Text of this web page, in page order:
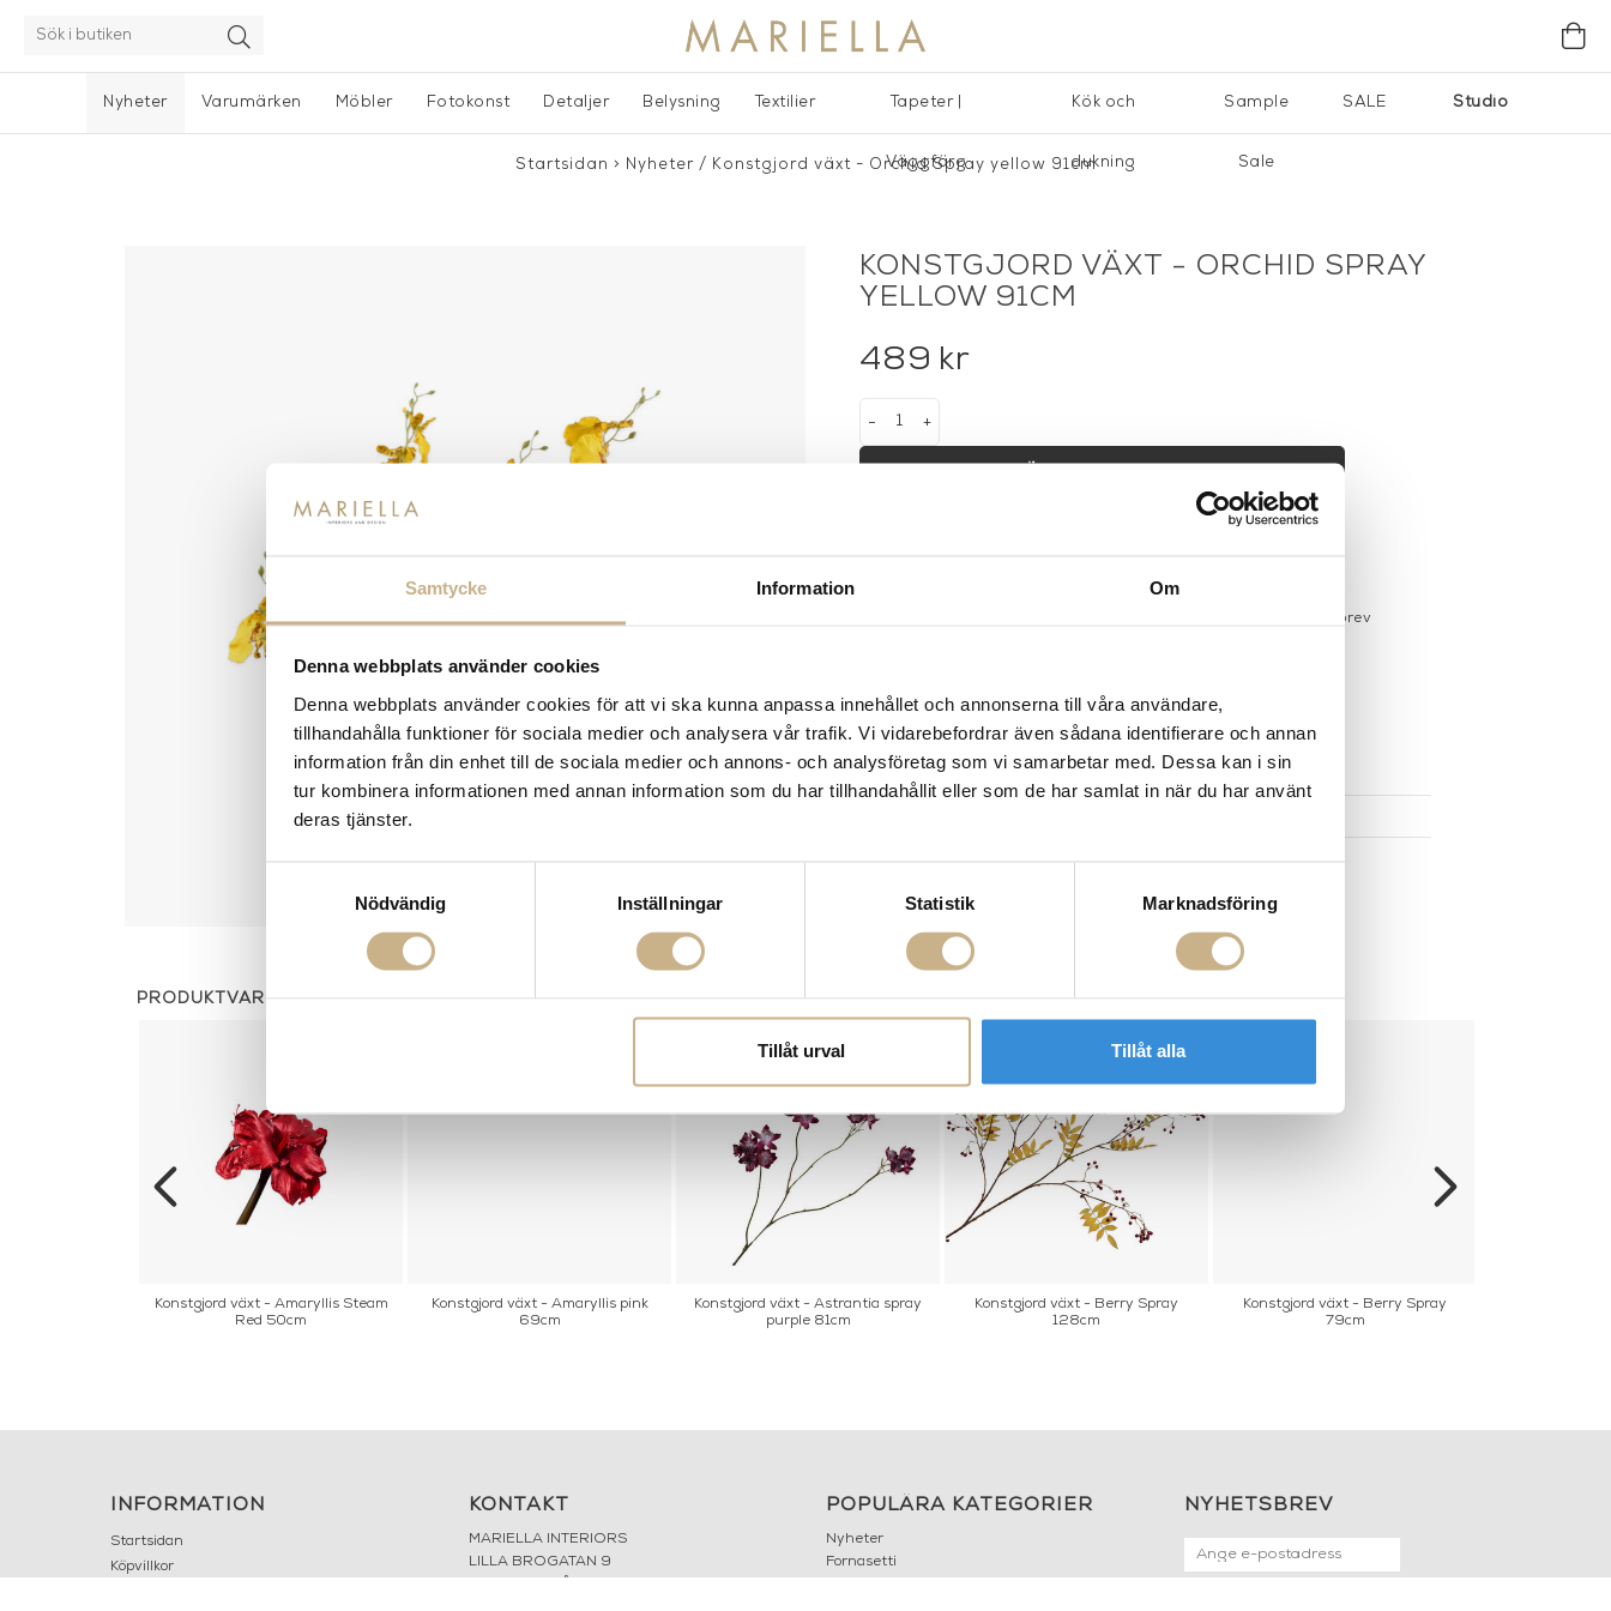
Samtycke Information Om
Denna webbplats använder cookies
Denna webbplats använder cookies för att vi ska kunna anpassa innehållet och annonserna till våra användare,
tillhandahålla funktioner för sociala medier och analysera vår trafik. Vi vidarebefordrar även sådana identifierare och annan
information från din enhet till de sociala medier och annons- och analysföretag som vi samarbetar med. Dessa kan i sin
tur kombinera informationen med annan information som du har tillhandahållit eller som de har samlat in när du har använt
deras tjänster.
Nödvändig
Inställningar Statistik Marknadsföring
Tillåt urval Tillåt alla
Nyheter Studio
Varumärken Möbler Fotokonst Detaljer Belysning Textilier Tapeter |
Väggfärg
Kök och
dukning
Sample
Sale
SALE
Startsidan > Nyheter/ Konstgjord växt - Orchid Spray yellow 91cm
KONSTGJORD VÄXT - ORCHID SPRAY
YELLOW 91CM
489 kr
+
-
Leverans inom 3-5 arbetsdagar på lagervaror
när du registrerar dig för vårt nyhetsbrev
Hämta i butik
FRÅGA OSS OM PRODUKTEN
PRODUKTVARIANTER
Konstgjord växt - Amaryllis Steam
Red 50cm
Konstgjord växt - Amaryllis pink
69cm
Konstgjord växt - Astrantia spray
purple 81cm
Konstgjord växt - Berry Spray
128cm
Konstgjord växt - Berry Spray
79cm
INFORMATION
Startsidan
Köpvillkor
KONTAKT
MARIELLA INTERIORS
LILLA BROGATAN 9
POPULÄRA KATEGORIER
Nyheter
Fornasetti
NYHETSBREV